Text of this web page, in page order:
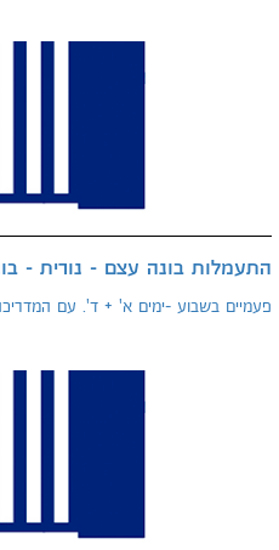
התעמלות בונה עצם - נורית - בונה
פעמיים בשבוע -ימים א' + ד'. עם